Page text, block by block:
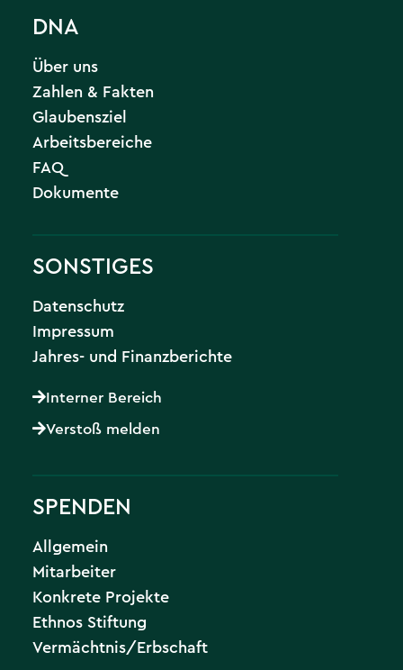
DNA
Über uns
Zahlen & Fakten
Glaubensziel
Arbeitsbereiche
FAQ
Dokumente
SPENDEN
Allgemein
Mitarbeiter
Konkrete Projekte
Ethnos Stiftung
Vermächtnis/Erbschaft
SONSTIGES
Datenschutz
Impressum
Jahres- und Finanzberichte
Interner Bereich
Verstoß melden